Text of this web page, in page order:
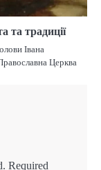
та традиції
Івана
Церква
Required